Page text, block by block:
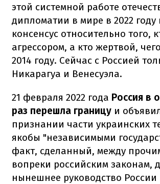
этой системной работе
дипломатии в мире в 2022 году
консенсус относительно того,
агрессором, а кто жертвой,
2014 году. Сейчас с Россией
Никарагуа и Венесуэла.
21 февраля 2022 года Россия в
раз перешла границу и
признании части украинских
якобы "независимыми
факт, сделанный, между
вопреки российским законам,
нынешнее руководство